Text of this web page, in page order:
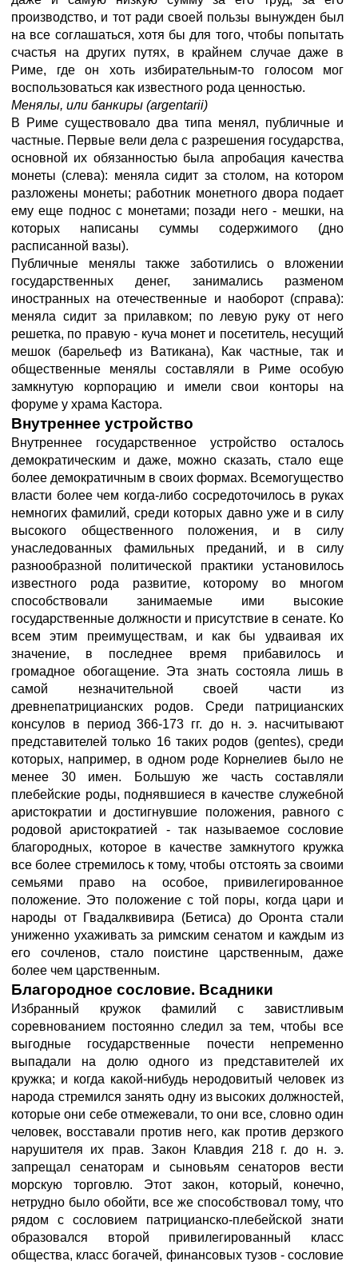
производство, и тот ради своей пользы вынужден был
на все соглашаться, хотя бы для того, чтобы попытать
счастья на других путях, в крайнем случае даже в
Риме, где он хоть избирательным-то голосом мог
воспользоваться как известного рода ценностью.
Менялы, или банкиры (argentarii)
В Риме существовало два типа менял, публичные и
частные. Первые вели дела с разрешения государства,
основной их обязанностью была апробация качества
монеты (слева): меняла сидит за столом, на котором
разложены монеты; работник монетного двора подает
ему еще поднос с монетами; позади него - мешки, на
которых написаны суммы содержимого (дно
расписанной вазы).
Публичные менялы также заботились о вложении
государственных денег, занимались разменом
иностранных на отечественные и наоборот (справа):
меняла сидит за прилавком; по левую руку от него
решетка, по правую - куча монет и посетитель, несущий
мешок (барельеф из Ватикана), Как частные, так и
общественные менялы составляли в Риме особую
замкнутую корпорацию и имели свои конторы на
форуме у храма Кастора.
Внутреннее устройство
Внутреннее государственное устройство осталось
демократическим и даже, можно сказать, стало еще
более демократичным в своих формах. Всемогущество
власти более чем когда-либо сосредоточилось в руках
немногих фамилий, среди которых давно уже и в силу
высокого общественного положения, и в силу
унаследованных фамильных преданий, и в силу
разнообразной политической практики установилось
известного рода развитие, которому во многом
способствовали занимаемые ими высокие
государственные должности и присутствие в сенате. Ко
всем этим преимуществам, и как бы удваивая их
значение, в последнее время прибавилось и
громадное обогащение. Эта знать состояла лишь в
самой незначительной своей части из
древнепатрицианских родов. Среди патрицианских
консулов в период 366-173 гг. до н. э. насчитывают
представителей только 16 таких родов (gentes), среди
которых, например, в одном роде Корнелиев было не
менее 30 имен. Большую же часть составляли
плебейские роды, поднявшиеся в качестве служебной
аристократии и достигнувшие положения, равного с
родовой аристократией - так называемое сословие
благородных, которое в качестве замкнутого кружка
все более стремилось к тому, чтобы отстоять за своими
семьями право на особое, привилегированное
положение. Это положение с той поры, когда цари и
народы от Гвадалквивира (Бетиса) до Оронта стали
униженно ухаживать за римским сенатом и каждым из
его сочленов, стало поистине царственным, даже
более чем царственным.
Благородное сословие. Всадники
Избранный кружок фамилий с завистливым
соревнованием постоянно следил за тем, чтобы все
выгодные государственные почести непременно
выпадали на долю одного из представителей их
кружка; и когда какой-нибудь неродовитый человек из
народа стремился занять одну из высоких должностей,
которые они себе отмежевали, то они все, словно один
человек, восставали против него, как против дерзкого
нарушителя их прав. Закон Клавдия 218 г. до н. э.
запрещал сенаторам и сыновьям сенаторов вести
морскую торговлю. Этот закон, который, конечно,
нетрудно было обойти, все же способствовал тому, что
рядом с сословием патрицианско-плебейской знати
образовался второй привилегированный класс
общества, класс богачей, финансовых тузов - сословие